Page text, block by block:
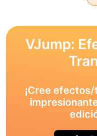
VJump:
¡Cree